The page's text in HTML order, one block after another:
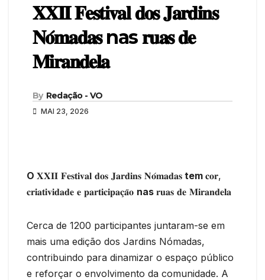
𝐗𝐗𝐈𝐈 𝐅𝐞𝐬𝐭𝐢𝐯𝐚𝐥 𝐝𝐨𝐬 𝐉𝐚𝐫𝐝𝐢𝐧𝐬
𝐍𝐨́𝐦𝐚𝐝𝐚𝐬 nas 𝐫𝐮𝐚𝐬 𝐝𝐞
𝐌𝐢𝐫𝐚𝐧𝐝𝐞𝐥𝐚
By Redação - VO
MAI 23, 2026
O 𝐗𝐗𝐈𝐈 𝐅𝐞𝐬𝐭𝐢𝐯𝐚𝐥 𝐝𝐨𝐬 𝐉𝐚𝐫𝐝𝐢𝐧𝐬 𝐍𝐨́𝐦𝐚𝐝𝐚𝐬 tem 𝐜𝐨𝐫,
𝐜𝐫𝐢𝐚𝐭𝐢𝐯𝐢𝐝𝐚𝐝𝐞 𝐞 𝐩𝐚𝐫𝐭𝐢𝐜𝐢𝐩𝐚𝐜̧𝐚̃𝐨 nas 𝐫𝐮𝐚𝐬 𝐝𝐞 𝐌𝐢𝐫𝐚𝐧𝐝𝐞𝐥𝐚
Cerca de 1200 participantes juntaram-se em
mais uma edição dos Jardins Nómadas,
contribuindo para dinamizar o espaço público
e reforçar o envolvimento da comunidade. A